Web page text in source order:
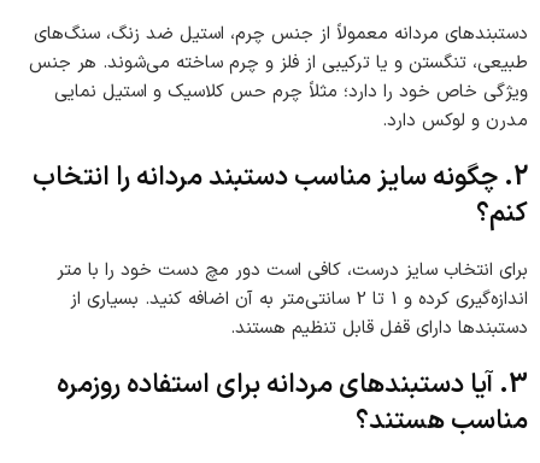
دستبندهای مردانه معمولاً از جنس چرم، استیل ضد زنگ، سنگ‌های
طبیعی، تنگستن و یا ترکیبی از فلز و چرم ساخته می‌شوند. هر جنس
ویژگی خاص خود را دارد؛ مثلاً چرم حس کلاسیک و استیل نمایی
مدرن و لوکس دارد.
2. چگونه سایز مناسب دستبند مردانه را انتخاب
کنم؟
برای انتخاب سایز درست، کافی است دور مچ دست خود را با متر
اندازه‌گیری کرده و 1 تا 2 سانتی‌متر به آن اضافه کنید. بسیاری از
دستبندها دارای قفل قابل تنظیم هستند.
3. آیا دستبندهای مردانه برای استفاده روزمره
مناسب هستند؟